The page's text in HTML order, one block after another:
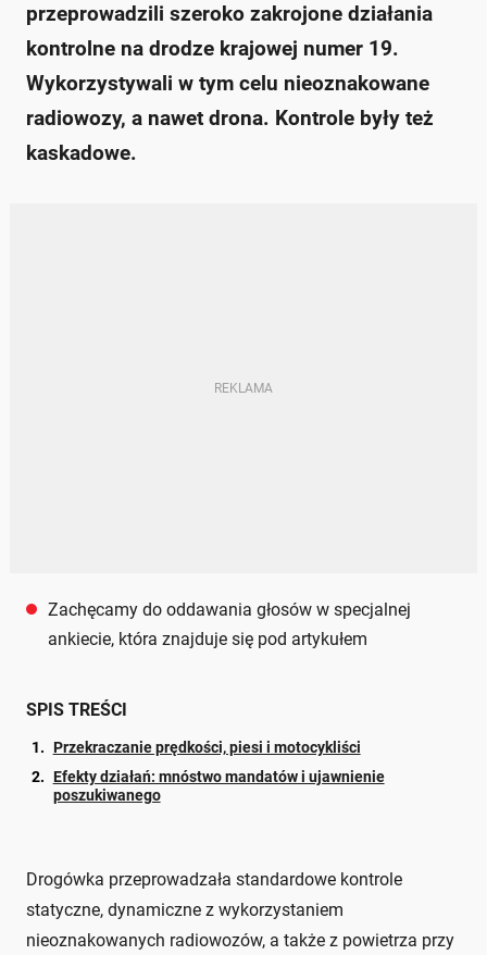
przeprowadzili szeroko zakrojone działania
kontrolne na drodze krajowej numer 19.
Wykorzystywali w tym celu nieoznakowane
radiowozy, a nawet drona. Kontrole były też
kaskadowe.
Zachęcamy do oddawania głosów w specjalnej
ankiecie, która znajduje się pod artykułem
SPIS TREŚCI
Przekraczanie prędkości, piesi i motocykliści
Efekty działań: mnóstwo mandatów i ujawnienie
poszukiwanego
Drogówka przeprowadzała standardowe kontrole
statyczne, dynamiczne z wykorzystaniem
nieoznakowanych radiowozów, a także z powietrza przy